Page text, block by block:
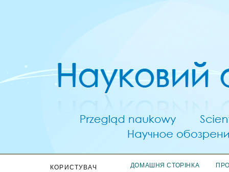
КОРИСТУВАЧ
ДОМАШНЯ СТОРІНКА